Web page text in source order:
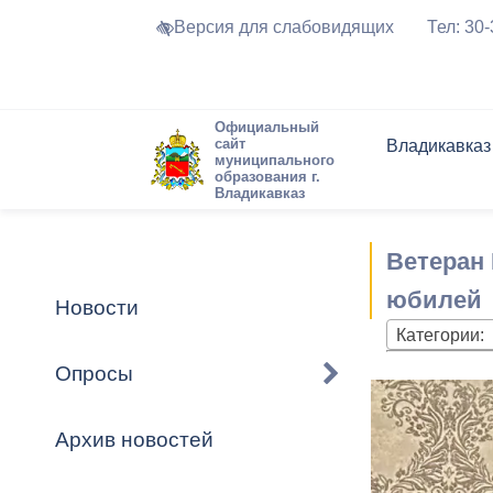
Версия для слабовидящих Тел:
Официальный
сайт
муниципального
образования г.
Владикавказ
Владикавказ
Устав
Города-
городского
Торги и
Программа
Формы
Обратная
Комиссии
График
Новостная
Актуально
Новости
Опросы
Архив новостей
юбилей
Категории: